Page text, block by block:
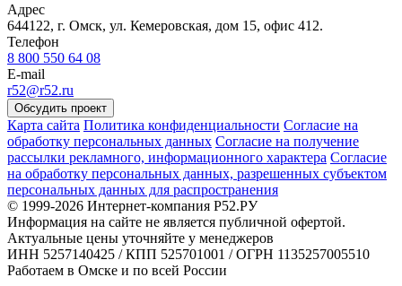
Адрес
644122, г. Омск, ул. Кемеровская, дом 15, офис 412.
Телефон
8 800 550 64 08
E-mail
r52@r52.ru
Обсудить проект
Карта сайта Политика конфиденциальности Согласие на
обработку персональных данных Согласие на получение
рассылки рекламного, информационного характера Согласие
на обработку персональных данных, разрешенных субъектом
персональных данных для распространения
© 1999-2026 Интернет-компания Р52.РУ
Информация на сайте не является публичной офертой.
Актуальные цены уточняйте у менеджеров
ИНН 5257140425 / КПП 525701001 / ОГРН 1135257005510
Работаем в Омске и по всей России